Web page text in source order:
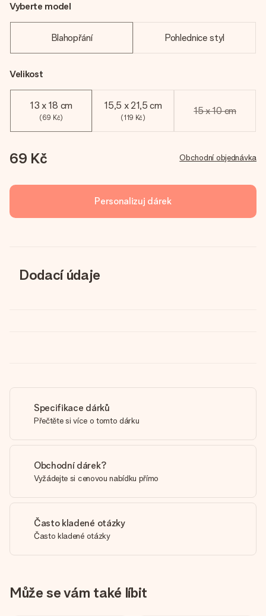
Vyberte model
Blahopřání Pohlednice styl
Velikost
13 x 18 cm
(69 Kč)
15,5 x 21,5 cm
(119 Kč)
15 x 10 cm
69 Kč Obchodní objednávka
Personalizuj dárek
Dodací údaje
Specifikace dárků
Přečtěte si více o tomto dárku
Obchodní dárek?
Vyžádejte si cenovou nabídku přímo
Často kladené otázky
Často kladené otázky
Může se vám také líbit